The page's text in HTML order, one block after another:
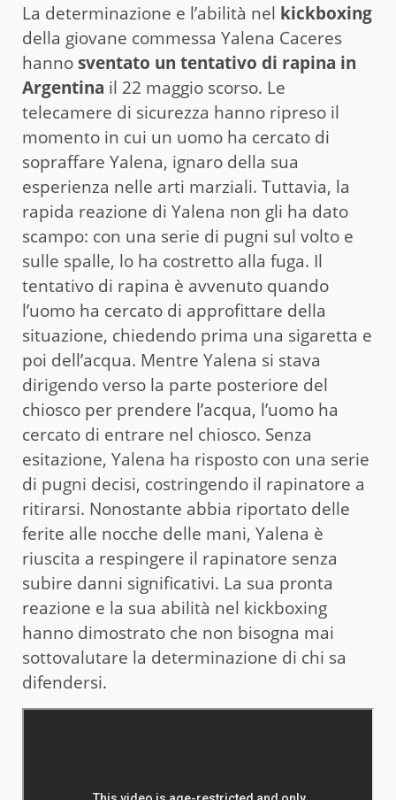
La determinazione e l’abilità nel kickboxing
della giovane commessa Yalena Caceres
hanno sventato un tentativo di rapina in
Argentina il 22 maggio scorso. Le
telecamere di sicurezza hanno ripreso il
momento in cui un uomo ha cercato di
sopraffare Yalena, ignaro della sua
esperienza nelle arti marziali. Tuttavia, la
rapida reazione di Yalena non gli ha dato
scampo: con una serie di pugni sul volto e
sulle spalle, lo ha costretto alla fuga. Il
tentativo di rapina è avvenuto quando
l’uomo ha cercato di approfittare della
situazione, chiedendo prima una sigaretta e
poi dell’acqua. Mentre Yalena si stava
dirigendo verso la parte posteriore del
chiosco per prendere l’acqua, l’uomo ha
cercato di entrare nel chiosco. Senza
esitazione, Yalena ha risposto con una serie
di pugni decisi, costringendo il rapinatore a
ritirarsi. Nonostante abbia riportato delle
ferite alle nocche delle mani, Yalena è
riuscita a respingere il rapinatore senza
subire danni significativi. La sua pronta
reazione e la sua abilità nel kickboxing
hanno dimostrato che non bisogna mai
sottovalutare la determinazione di chi sa
difendersi.